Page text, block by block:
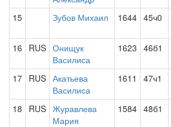
15 Зубов Михаил 1644 45ч0
16 RUS Онищук
Василиса
1623 46б1
17 RUS Акатьева
Василиса
1611 47ч1
18 RUS Журавлева
Мария
1584 48б1